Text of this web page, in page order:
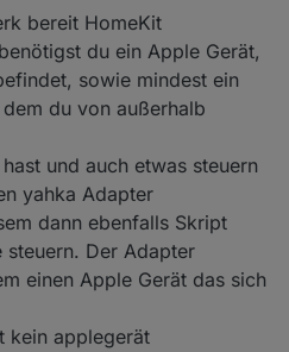
bereit HomeKit
du ein Apple Gerät,
sowie mindest ein
du von außerhalb
und auch etwas steuern
yahka Adapter
dann ebenfalls Skript
steuern. Der Adapter
einen Apple Gerät das sich
kein applegerät